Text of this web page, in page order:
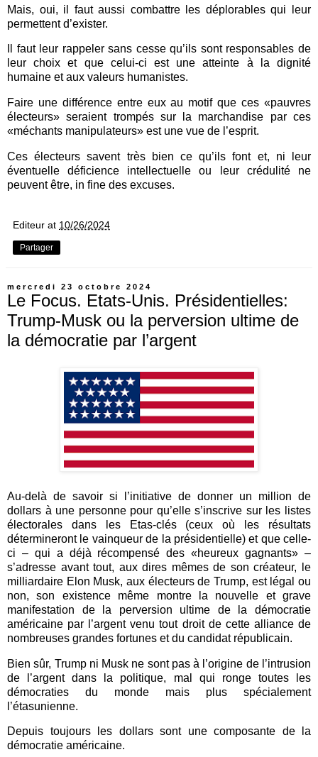
Mais, oui, il faut aussi combattre les déplorables qui leur
permettent d’exister.
Il faut leur rappeler sans cesse qu’ils sont responsables de
leur choix et que celui-ci est une atteinte à la dignité
humaine et aux valeurs humanistes.
Faire une différence entre eux au motif que ces «pauvres
électeurs» seraient trompés sur la marchandise par ces
«méchants manipulateurs» est une vue de l’esprit.
Ces électeurs savent très bien ce qu’ils font et, ni leur
éventuelle déficience intellectuelle ou leur crédulité ne
peuvent être, in fine des excuses.
Editeur at 10/26/2024
Partager
mercredi 23 octobre 2024
Le Focus. Etats-Unis. Présidentielles:
Trump-Musk ou la perversion ultime de
la démocratie par l’argent
Au-delà de savoir si l’initiative de donner un million de
dollars à une personne pour qu’elle s’inscrive sur les listes
électorales dans les Etas-clés (ceux où les résultats
détermineront le vainqueur de la présidentielle) et que celle-
ci – qui a déjà récompensé des «heureux gagnants» –
s’adresse avant tout, aux dires mêmes de son créateur, le
milliardaire Elon Musk, aux électeurs de Trump, est légal ou
non, son existence même montre la nouvelle et grave
manifestation de la perversion ultime de la démocratie
américaine par l’argent venu tout droit de cette alliance de
nombreuses grandes fortunes et du candidat républicain.
Bien sûr, Trump ni Musk ne sont pas à l’origine de l’intrusion
de l’argent dans la politique, mal qui ronge toutes les
démocraties du monde mais plus spécialement
l’étasunienne.
Depuis toujours les dollars sont une composante de la
démocratie américaine.